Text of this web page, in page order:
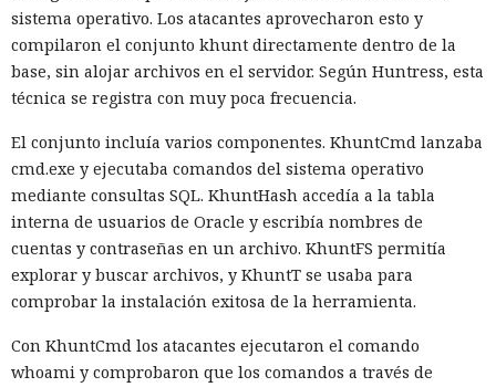
sistema operativo. Los atacantes aprovecharon esto y
compilaron el conjunto khunt directamente dentro de la
base, sin alojar archivos en el servidor. Según Huntress, esta
técnica se registra con muy poca frecuencia.
El conjunto incluía varios componentes. KhuntCmd lanzaba
cmd.exe y ejecutaba comandos del sistema operativo
mediante consultas SQL. KhuntHash accedía a la tabla
interna de usuarios de Oracle y escribía nombres de
cuentas y contraseñas en un archivo. KhuntFS permitía
explorar y buscar archivos, y KhuntT se usaba para
comprobar la instalación exitosa de la herramienta.
Con KhuntCmd los atacantes ejecutaron el comando
whoami y comprobaron que los comandos a través de